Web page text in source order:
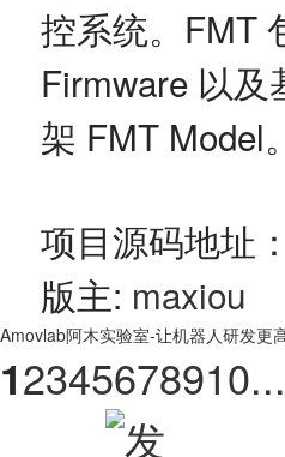
控系统。FMT
Firmware 以
架 FMT Model。
项目源码地址
版主: maxiou
Amovlab阿木实验室-让机器人研发更
12345678910